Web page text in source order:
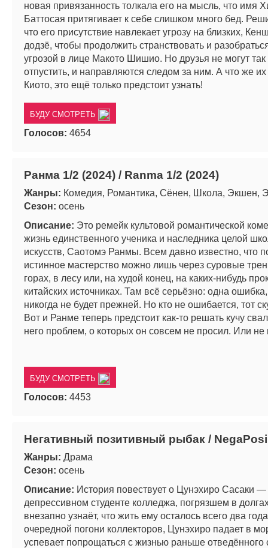
новая привязанность толкала его на мысль, что имя
Баттосая притягивает к себе слишком много бед.
что его присутствие навлекает угрозу на близких,
додзё, чтобы продолжить странствовать и
угрозой в лице Макото Шишио. Но друзья не могут так
отпустить, и направляются следом за ним. А что же
Киото, это ещё только предстоит узнать!
БУДУ СМОТРЕТЬ
Голосов: 4654
Ранма 1/2 (2024) / Ranma 1/2 (2024)
Жанры: Комедия, Романтика, Сёнен, Школа, Экшен,
Сезон: осень
Описание: Это ремейк культовой романтической
жизнь единственного ученика и наследника целой
искусств, Саотомэ Ранмы. Всем давно известно, что
истинное мастерство можно лишь через суровые
горах, в лесу или, на худой конец, на каких-нибудь
китайских источниках. Там всё серьёзно: одна
никогда не будет прежней. Но кто не ошибается, тот
Вот и Ранме теперь предстоит как-то решать кучу
него проблем, о которых он совсем не просил. Или не
БУДУ СМОТРЕТЬ
Голосов: 4453
Негативный позитивный рыбак /
Жанры: Драма
Сезон: осень
Описание: История повествует о Цунэхиро Сасаки —
депрессивном студенте колледжа, погрязшем в
внезапно узнаёт, что жить ему осталось всего два
очередной погони коллекторов, Цунэхиро падает в
успевает попрощаться с жизнью раньше отведённого